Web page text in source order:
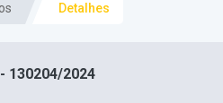
Detalhes
130204/2024